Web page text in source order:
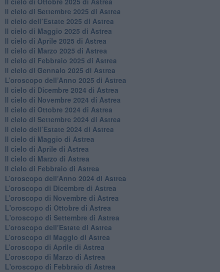
Il cielo di Settembre 2025 di Astrea
Il cielo dell’Estate 2025 di Astrea
​Il cielo di Maggio 2025 di Astrea
​Il cielo di Aprile 2025 di Astrea
Il cielo di Marzo 2025 di Astrea
​Il cielo di Febbraio 2025 di Astrea
Il cielo di Gennaio 2025 di Astrea
​L’oroscopo dell’Anno 2025 di Astrea
​Il cielo di Dicembre 2024 di Astrea
Il cielo di Novembre 2024 di Astrea
​Il cielo di Ottobre 2024 di Astrea
​Il cielo di Settembre 2024 di Astrea
Il cielo dell’Estate 2024 di Astrea
Il cielo di Maggio di Astrea
Il cielo di Aprile di Astrea
​Il cielo di Marzo di Astrea
​Il cielo di Febbraio di Astrea
​L’oroscopo dell’Anno 2024 di Astrea
​L’oroscopo di Dicembre di Astrea
​L’oroscopo di Novembre di Astrea
L'oroscopo di Ottobre di Astrea
L'oroscopo di Settembre di Astrea
L’oroscopo dell’Estate di Astrea
​L’oroscopo di Maggio di Astrea
​L’oroscopo di Aprile di Astrea
L’oroscopo di Marzo di Astrea
L'oroscopo di Febbraio di Astrea